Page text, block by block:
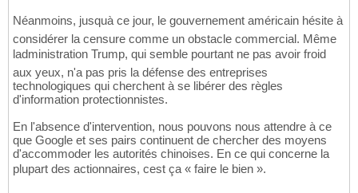
Néanmoins, jusquà ce jour, le gouvernement américain hésite à
considérer la censure comme un obstacle commercial. Même
ladministration Trump, qui semble pourtant ne pas avoir froid
aux yeux, n'a pas pris la défense des entreprises
technologiques qui cherchent à se libérer des règles
d'information protectionnistes.
En l'absence d'intervention, nous pouvons nous attendre à ce
que Google et ses pairs continuent de chercher des moyens
d'accommoder les autorités chinoises. En ce qui concerne la
plupart des actionnaires, cest ça « faire le bien ».